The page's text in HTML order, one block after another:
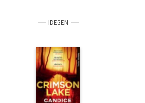
Nun tun sich die beiden Außenseiter
Die Bücher erzählen eigenständige
unabhängig voneinander gelesen
IDEGEN